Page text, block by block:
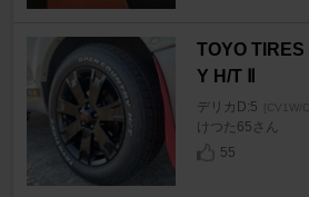
TOYO
Y H/T Ⅱ
デリカD:5 [CV1W/
けつた65さん
55